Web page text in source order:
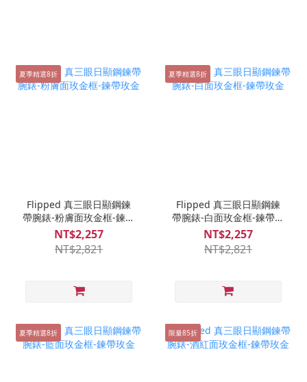
夏季精選8折
Flipped 真三眼日顯鋼鍊
帶腕錶-粉膚面玫金框-鍊帶
玫金
NT$2,257
NT$2,821
夏季精選8折
Flipped 真三眼日顯鋼鍊
帶腕錶-白面玫金框-鍊帶玫
金
NT$2,257
NT$2,821
夏季精選8折 限量85折